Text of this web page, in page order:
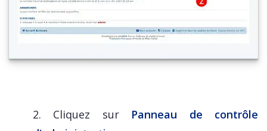
2. Cliquez sur Panneau de contrôle